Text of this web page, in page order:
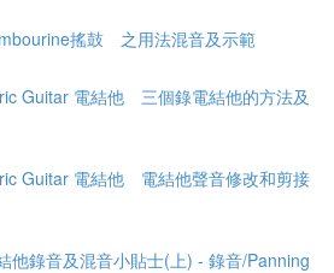
搖鼓 之用法混音及示範
Guitar 電結他 三個錄電結他的方法及
Guitar 電結他 電結他聲音修改和剪接
他錄音及混音小貼士(上) - 錄音/Panning